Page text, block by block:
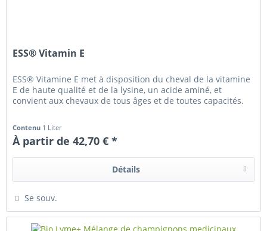
ESS® Vitamin E
ESS® Vitamine E met à disposition du cheval de la vitamine
E de haute qualité et de la lysine, un acide aminé, et
convient aux chevaux de tous âges et de toutes capacités.
Contenu 1 Liter
À partir de 42,70 € *
Détails
Se souv.